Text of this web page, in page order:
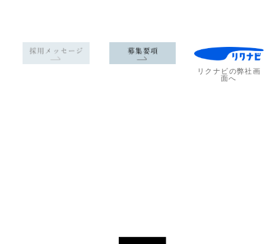
リクナビの弊社画
面へ